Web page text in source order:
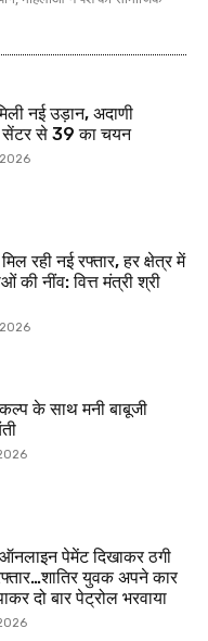
नई उड़ान, अदाणी
सेंटर से 39 का चयन
रही नई रफ्तार, हर क्षेत्र में
की नींव: वित्त मंत्री श्री
के साथ मनी बाबूजी
पेमेंट दिखाकर ठगी
युवक अपने कार
दो बार पेट्रोल भरवाया